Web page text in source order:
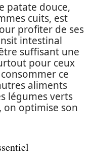
patate douce,
cuits, est
profiter de ses
intestinal
suffisant une
pour ceux
ce
aliments
légumes verts
on optimise son